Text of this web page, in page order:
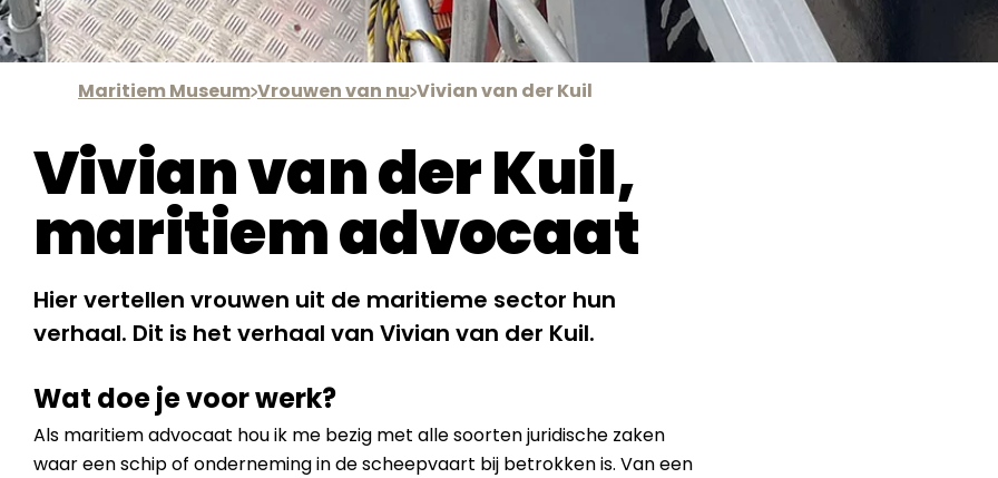
Maritiem Museum Vrouwen van nu Vivian van der Kuil
Vivian van der Kuil,
maritiem advocaat
Hier vertellen vrouwen uit de maritieme sector hun
verhaal. Dit is het verhaal van Vivian van der Kuil.
Wat doe je voor werk?
Als maritiem advocaat hou ik me bezig met alle soorten juridische zaken
waar een schip of onderneming in de scheepvaart bij betrokken is. Van een